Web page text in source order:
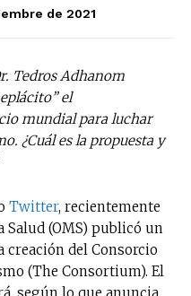
de 2021
Tedros Adhanom
el
mundial para luchar
¿Cuál es la propuesta y
Twitter, recientemente
(OMS) publicó un
creación del Consorcio
(The Consortium). El
según lo que anuncia